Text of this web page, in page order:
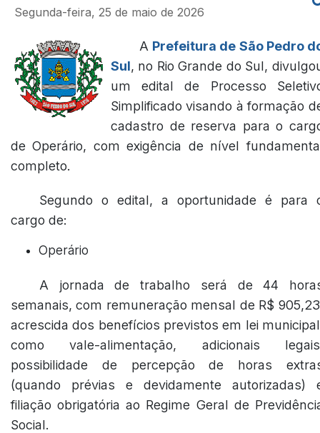
Segunda-feira, 25 de maio de 2026
A Prefeitura de São Pedro
Sul, no Rio Grande do Sul,
um edital de Processo
Simplificado visando à formação
cadastro de reserva para o
de Operário, com exigência de nível
completo.
Segundo o edital, a oportunidade é para
cargo de:
Operário
A jornada de trabalho será de 44
semanais, com remuneração mensal de R$
acrescida dos benefícios previstos em lei
como vale-alimentação, adicionais
possibilidade de percepção de horas
(quando prévias e devidamente autorizadas)
filiação obrigatória ao Regime Geral de
Social.